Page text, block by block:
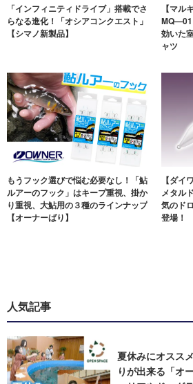
「インフィニティドライブ」搭載でさ
らなる進化！「オシアコンクエスト」
【シマノ新製品】
【マル
MQ―01
効いた
ャツ
もうフック選びで悩む必要なし！「鮎
ルアーのフック」はキープ重視、掛か
り重視、大鮎用の３種のラインナップ
【オーナーばり】
【ダイ
メタル
気のド
登場！
人気記事
夏休みにオスス
りが出来る「オ